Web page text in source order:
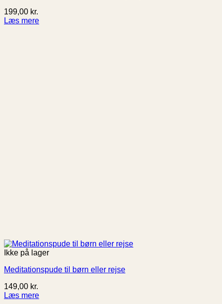
199,00 kr.
Læs mere
Ikke på lager
Meditationspude til børn eller rejse
149,00 kr.
Læs mere